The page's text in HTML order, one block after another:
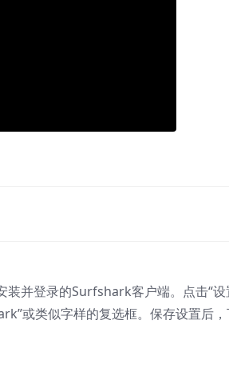
并登录的Surfshark客户端。点击“设
或类似字样的复选框。保存设置后